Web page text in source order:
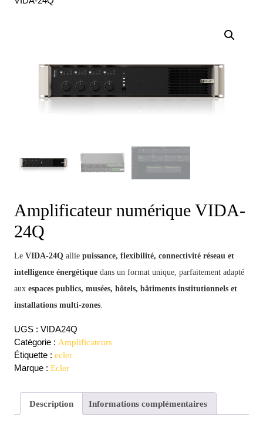
Amplificateur numérique VIDA-
24Q
Le VIDA-24Q allie puissance, flexibilité, connectivité réseau et
intelligence énergétique dans un format unique, parfaitement adapté
aux espaces publics, musées, hôtels, bâtiments institutionnels et
installations multi-zones.
UGS : VIDA24Q
Catégorie : Amplificateurs
Étiquette : ecler
Marque : Ecler
Description Informations complémentaires